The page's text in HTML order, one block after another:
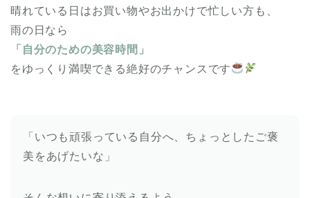
晴れている日はお買い物やお出かけで忙しい方も、
雨の日なら
「自分のための美容時間」
をゆっくり満喫できる絶好のチャンスです
「いつも頑張っている自分へ、ちょっとしたご褒
美をあげたいな」